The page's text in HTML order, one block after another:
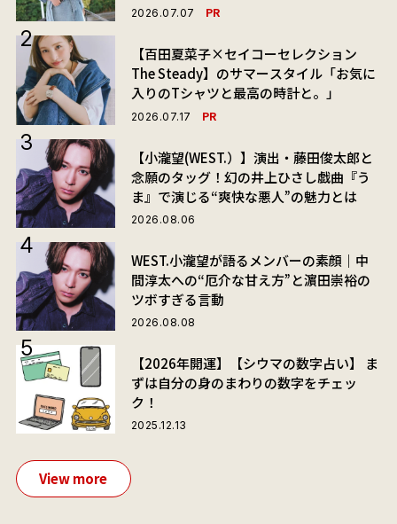
2026.07.07 PR
【百田夏菜子×セイコーセレクション
The Steady】のサマースタイル「お気に
入りのTシャツと最高の時計と。」
2026.07.17 PR
【小瀧望(WEST.）】演出・藤田俊太郎と
念願のタッグ！幻の井上ひさし戯曲『う
ま』で演じる“爽快な悪人”の魅力とは
2026.08.06
WEST.小瀧望が語るメンバーの素顔｜中
間淳太への“厄介な甘え方”と濵田崇裕の
ツボすぎる言動
2026.08.08
【2026年開運】【シウマの数字占い】 ま
ずは自分の身のまわりの数字をチェッ
ク！
2025.12.13
View more